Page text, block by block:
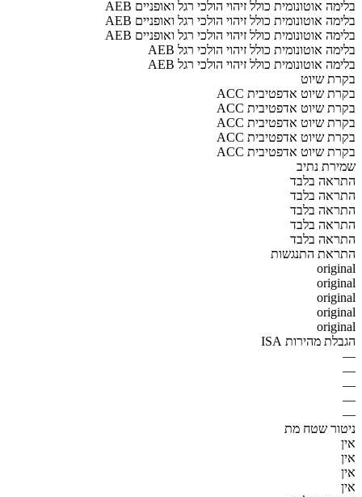
AEB בלימה אוטונומית כולל זיהוי הולכי רגל ואופניים
AEB בלימה אוטונומית כולל זיהוי הולכי רגל ואופניים
AEB בלימה אוטונומית כולל זיהוי הולכי רגל ואופניים
AEB בלימה אוטונומית כולל זיהוי הולכי רגל
AEB בלימה אוטונומית כולל זיהוי הולכי רגל
בקרת שיוט
ACC בקרת שיוט אדפטיבית
ACC בקרת שיוט אדפטיבית
ACC בקרת שיוט אדפטיבית
ACC בקרת שיוט אדפטיבית
ACC בקרת שיוט אדפטיבית
שמירת נתיב
התראה בלבד
התראה בלבד
התראה בלבד
התראה בלבד
התראה בלבד
התראת התנגשות
original
original
original
original
original
הגבלת מהירות ISA
—
—
—
—
—
ניטור שטח מת
אין
אין
אין
אין